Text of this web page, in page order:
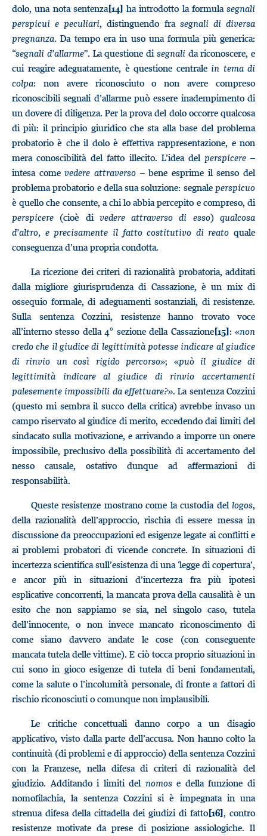
dolo, una nota sentenza[14] ha introdotto la formula segnali
perspicui e peculiari, distinguendo fra segnali di diversa
pregnanza. Da tempo era in uso una formula più generica:
“segnali d’allarme”. La questione di segnalida riconoscere, e
cui reagire adeguatamente, è questione centrale in tema di
colpa: non avere riconosciuto o non avere compreso
riconoscibili segnali d’allarme può essere inadempimento di
un dovere di diligenza. Per la prova del dolo occorre qualcosa
di più: il principio giuridico che sta alla base del problema
probatorio è che il dolo è effettiva rappresentazione, e non
mera conoscibilità del fatto illecito. L’idea del perspicere–
intesa comevedere attraverso – bene esprime il senso del
problema probatorio e della sua soluzione: segnale perspicuo
è quello che consente, a chi lo abbia percepito e compreso, di
perspicere (cioè di vedere attraverso di esso)qualcosa
d’altro, e precisamente il fatto costitutivo di reato quale
conseguenza d’una propria condotta.
La ricezione dei criteri di razionalità probatoria, additati
dalla migliore giurisprudenza di Cassazione, è un mix di
ossequio formale, di adeguamenti sostanziali, di resistenze.
Sulla sentenza Cozzini, resistenze hanno trovato voce
all’interno stesso della 4° sezione della Cassazione[15]: «non
credo che il giudice di legittimità potesse indicare al giudice
di rinvio un così rigido percorso»; «può il giudice di
legittimità indicare al giudice di rinvio accertamenti
palesemente impossibili da effettuare?». La sentenza Cozzini
(questo mi sembra il succo della critica) avrebbe invaso un
campo riservato al giudice di merito, eccedendo dai limiti del
sindacato sulla motivazione, e arrivando a imporre un onere
impossibile, preclusivo della possibilità di accertamento del
nesso causale, ostativo dunque ad affermazioni di
responsabilità.
Queste resistenze mostrano come la custodia del logos,
della razionalità dell’approccio, rischia di essere messa in
discussione da preoccupazioni ed esigenze legate ai conflitti e
ai problemi probatori di vicende concrete. In situazioni di
incertezza scientifica sull’esistenza di una ‘legge di copertura’,
e ancor più in situazioni d’incertezza fra più ipotesi
esplicative concorrenti, la mancata prova della causalità è un
esito che non sappiamo se sia, nel singolo caso, tutela
dell’innocente, o non invece mancato riconoscimento di
come siano davvero andate le cose (con conseguente
mancata tutela delle vittime). E ciò tocca proprio situazioni in
cui sono in gioco esigenze di tutela di beni fondamentali,
come la salute o l’incolumità personale, di fronte a fattori di
rischio riconosciuti o comunque non implausibili.
Le critiche concettuali danno corpo a un disagio
applicativo, visto dalla parte dell’accusa. Non hanno colto la
continuità (di problemi e di approccio) della sentenza Cozzini
con la Franzese, nella difesa di criteri di razionalità del
giudizio. Additando i limiti del nomose della funzione di
nomofilachia, la sentenza Cozzini si è impegnata in una
strenua difesa della cittadella dei giudizi di fatto[16], contro
resistenze motivate da prese di posizione assiologiche. Il